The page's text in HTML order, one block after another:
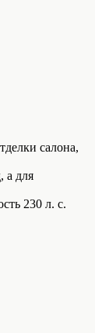
салона,
а для
230 л. с.